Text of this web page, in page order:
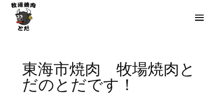
東海市焼肉 牧場焼肉と
だのとだです！